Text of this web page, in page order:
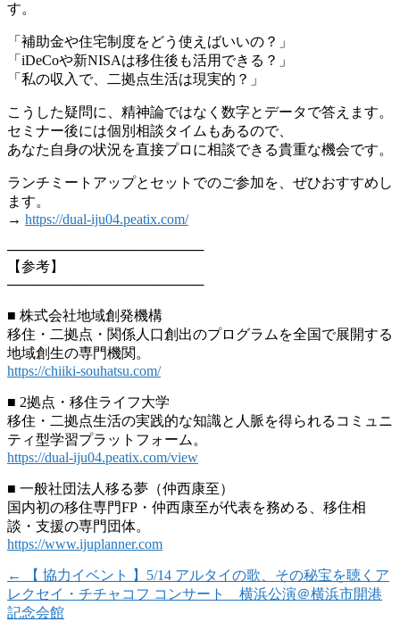
す。
「補助金や住宅制度をどう使えばいいの？」
「iDeCoや新NISAは移住後も活用できる？」
「私の収入で、二拠点生活は現実的？」
こうした疑問に、精神論ではなく数字とデータで答えます。
セミナー後には個別相談タイムもあるので、
あなた自身の状況を直接プロに相談できる貴重な機会です。
ランチミートアップとセットでのご参加を、ぜひおすすめし
ます。
→ https://dual-iju04.peatix.com/
────────────────────
【参考】
────────────────────
■ 株式会社地域創発機構
移住・二拠点・関係人口創出のプログラムを全国で展開する
地域創生の専門機関。
https://chiiki-souhatsu.com/
■ 2拠点・移住ライフ大学
移住・二拠点生活の実践的な知識と人脈を得られるコミュニ
ティ型学習プラットフォーム。
https://dual-iju04.peatix.com/view
■ 一般社団法人移る夢（仲西康至）
国内初の移住専門FP・仲西康至が代表を務める、移住相
談・支援の専門団体。
https://www.ijuplanner.com
←
【 協力イベント 】5/14 アルタイの歌、その秘宝を聴くア
レクセイ・チチャコフ コンサート 横浜公演＠横浜市開港
記念会館